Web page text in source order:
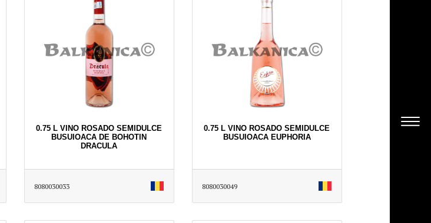
0.75 L VINO ROSADO SEMIDULCE
BUSUIOACA DE BOHOTIN
DRACULA
8080030033
0.75 L VINO ROSADO SEMIDULCE
BUSUIOACA EUPHORIA
8080030049